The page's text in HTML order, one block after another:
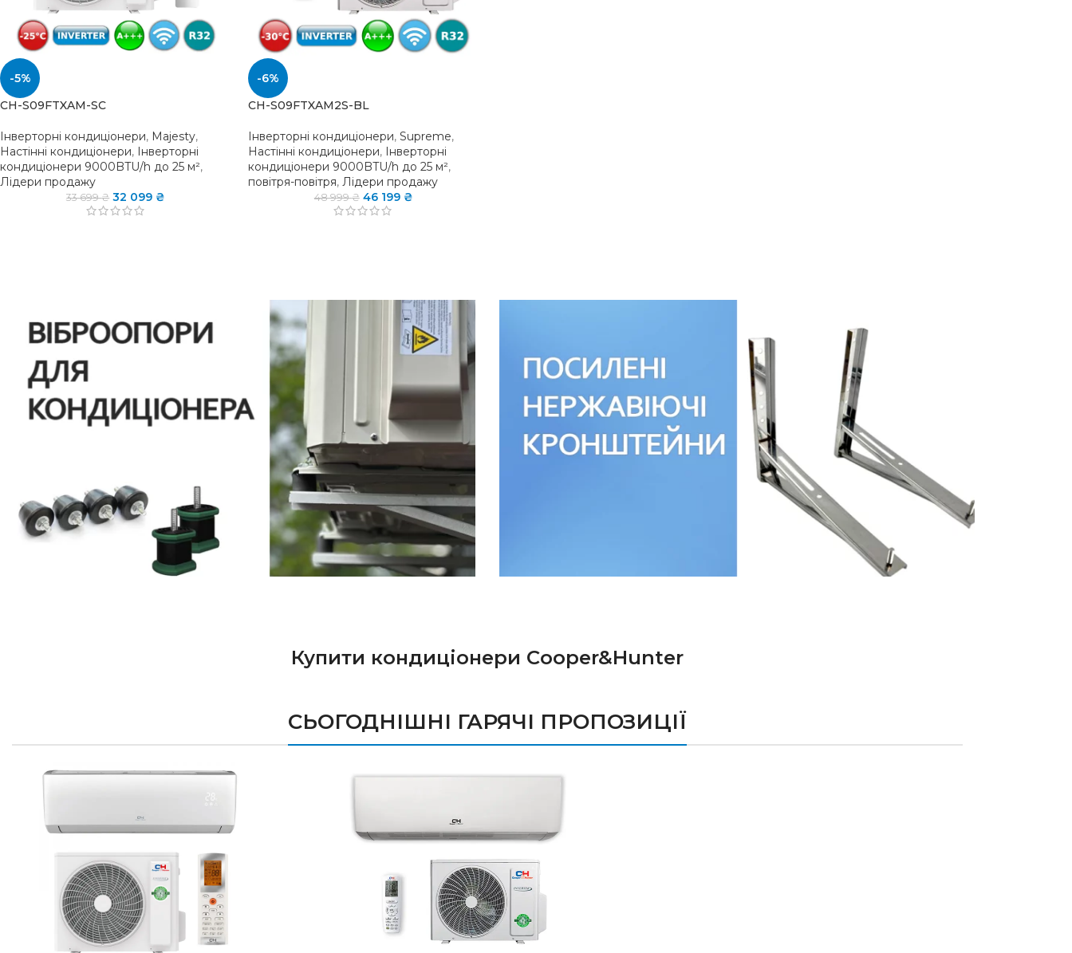
-5%
CH-S09FTXAM-SC
Інверторні кондиціонери, Majesty,
Настінні кондиціонери, Інверторні
кондиціонери 9000BTU/h до 25 м²,
Лідери продажу
33 699₴ 32 099 ₴
-6%
CH-S09FTXAM2S-BL
Інверторні кондиціонери, Supreme,
Настінні кондиціонери, Інверторні
кондиціонери 9000BTU/h до 25 м²,
повітря-повітря, Лідери продажу
48 999₴ 46 199 ₴
ДИВИТИСЬ
Купити кондиціонери Cooper&Hunter
СЬОГОДНІШНІ ГАРЯЧІ ПРОПОЗИЦІЇ